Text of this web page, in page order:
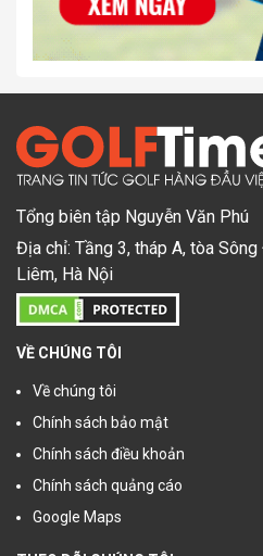
Tổng biên tập Nguyễn Văn Phú
Địa chỉ: Tầng 3, tháp A, tòa
Liêm, Hà Nội
VỀ CHÚNG TÔI
Về chúng tôi
Chính sách bảo mật
Chính sách điều khoản
Chính sách quảng cáo
Google Maps